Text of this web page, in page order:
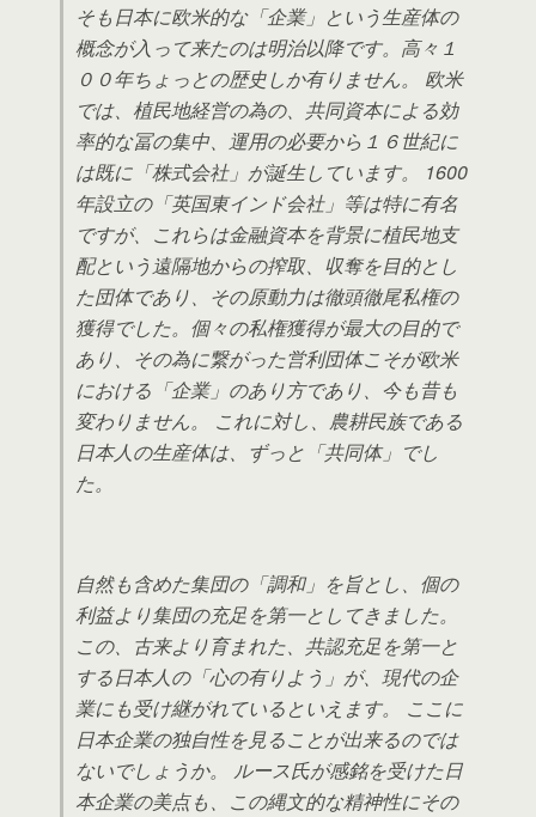
そも日本に欧米的な「企業」という生産体の
概念が入って来たのは明治以降です。高々１
００年ちょっとの歴史しか有りません。 欧米
では、植民地経営の為の、共同資本による効
率的な冨の集中、運用の必要から１６世紀に
は既に「株式会社」が誕生しています。 1600
年設立の「英国東インド会社」等は特に有名
ですが、これらは金融資本を背景に植民地支
配という遠隔地からの搾取、収奪を目的とし
た団体であり、その原動力は徹頭徹尾私権の
獲得でした。個々の私権獲得が最大の目的で
あり、その為に繋がった営利団体こそが欧米
における「企業」のあり方であり、今も昔も
変わりません。 これに対し、農耕民族である
日本人の生産体は、ずっと「共同体」でし
た。
自然も含めた集団の「調和」を旨とし、個の
利益より集団の充足を第一としてきました。
この、古来より育まれた、共認充足を第一と
する日本人の「心の有りよう」が、現代の企
業にも受け継がれているといえます。 ここに
日本企業の独自性を見ることが出来るのでは
ないでしょうか。 ルース氏が感銘を受けた日
本企業の美点も、この縄文的な精神性にその